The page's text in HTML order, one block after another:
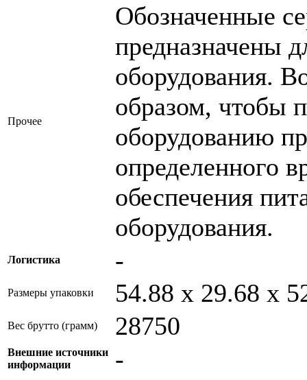
Прочее
Обозначенные
предназначены
оборудования.
образом, чтобы
оборудованию
определенного
обеспечения
оборудования.
Логистика -
Размеры упаковки 54.88 x 29.68 x
Вес брутто (грамм) 28750
Внешние источники
информации
-